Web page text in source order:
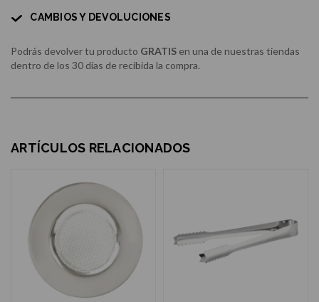
CAMBIOS Y DEVOLUCIONES
Podrás devolver tu producto GRATIS en una de nuestras tiendas
dentro de los 30 días de recibida la compra.
ARTÍCULOS RELACIONADOS